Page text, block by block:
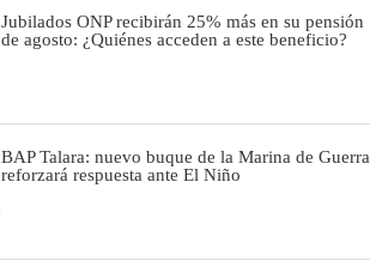
Jubilados ONP recibirán 25% más en su pensión
de agosto: ¿Quiénes acceden a este beneficio?
BAP Talara: nuevo buque de la Marina de Guerra
reforzará respuesta ante El Niño